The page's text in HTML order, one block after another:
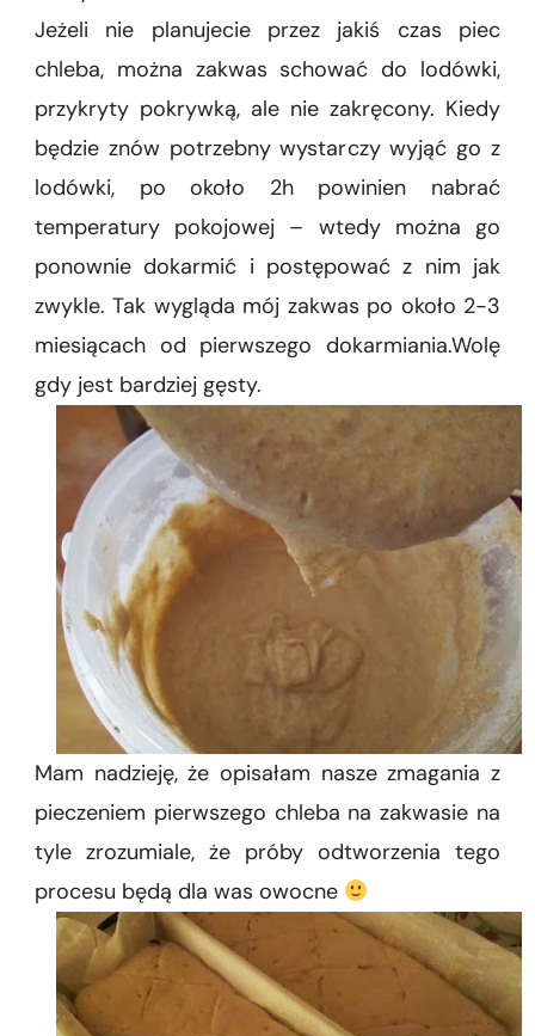
Jeżeli nie planujecie przez jakiś czas piec
chleba, można zakwas schować do lodówki,
przykryty pokrywką, ale nie zakręcony. Kiedy
będzie znów potrzebny wystarczy wyjąć go z
lodówki, po około 2h powinien nabrać
temperatury pokojowej – wtedy można go
ponownie dokarmić i postępować z nim jak
zwykle. Tak wygląda mój zakwas po około 2-3
miesiącach od pierwszego dokarmiania.Wolę
gdy jest bardziej gęsty.
Mam nadzieję, że opisałam nasze zmagania z
pieczeniem pierwszego chleba na zakwasie na
tyle zrozumiale, że próby odtworzenia tego
procesu będą dla was owocne